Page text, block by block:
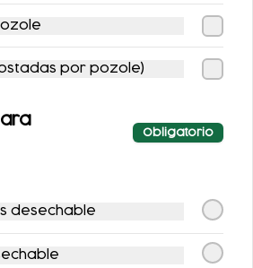
por pozole)
Obligatorio
desechable